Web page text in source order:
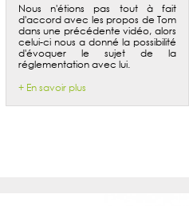
Nous n'étions pas tout à fait
d'accord avec les propos de Tom
dans une précédente vidéo, alors
celui-ci nous a donné la possibilité
d'évoquer le sujet de la
réglementation avec lui.
+ En savoir plus